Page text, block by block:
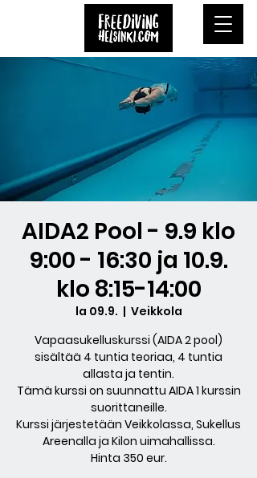
AIDA2 Pool - 9.9 klo
9:00 - 16:30 ja 10.9.
klo 8:15-14:00
la 09.9.
  |
Veikkola
Vapaasukelluskurssi (AIDA 2 pool)
sisältää 4 tuntia teoriaa, 4 tuntia
allasta ja tentin.
Tämä kurssi on suunnattu AIDA 1 kurssin
suorittaneille.
Kurssi järjestetään Veikkolassa, Sukellus
Areenalla ja Kilon uimahallissa.
Hinta 350 eur.